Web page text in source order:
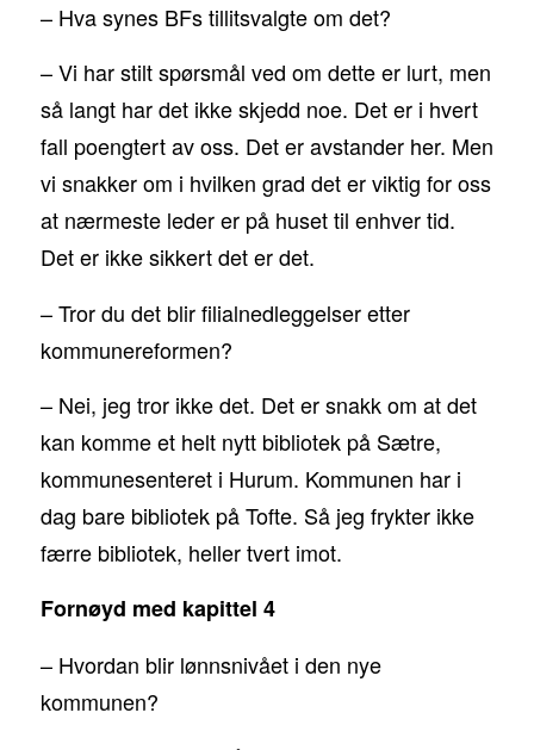
– Hva synes BFs tillitsvalgte om det?
– Vi har stilt spørsmål ved om dette er lurt, men
så langt har det ikke skjedd noe. Det er i hvert
fall poengtert av oss. Det er avstander her. Men
vi snakker om i hvilken grad det er viktig for oss
at nærmeste leder er på huset til enhver tid.
Det er ikke sikkert det er det.
– Tror du det blir filialnedleggelser etter
kommunereformen?
– Nei, jeg tror ikke det. Det er snakk om at det
kan komme et helt nytt bibliotek på Sætre,
kommunesenteret i Hurum. Kommunen har i
dag bare bibliotek på Tofte. Så jeg frykter ikke
færre bibliotek, heller tvert imot.
Fornøyd med kapittel 4
– Hvordan blir lønnsnivået i den nye
kommunen?